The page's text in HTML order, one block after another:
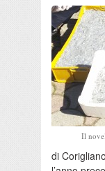
Il
di